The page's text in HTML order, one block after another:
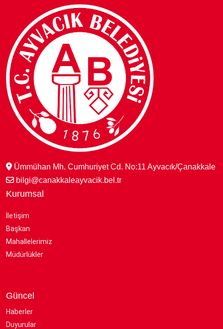
Ümmühan Mh. Cumhuriyet Cd. No:11 Ayvacık/Çanakkale
bilgi@canakkaleayvacik.bel.tr
Kurumsal
İletişim
Başkan
Mahallelerimiz
Müdürlükler
Güncel
Haberler
Duyurular